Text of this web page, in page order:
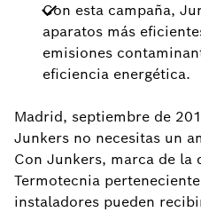
Con esta campaña,
aparatos más
emisiones
eficiencia energética.
Madrid, septiembre de
Junkers no necesitas un
Con Junkers, marca de la
Termotecnia
instaladores pueden